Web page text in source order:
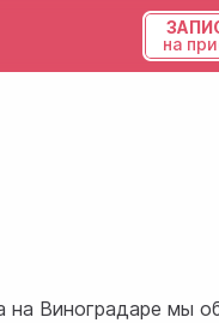
на
+38 (068) 371-12-
на Виноградаре мы